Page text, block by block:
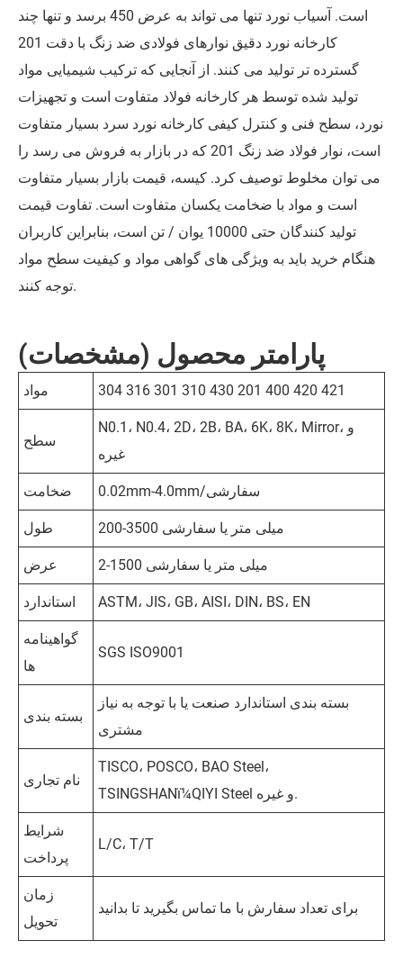
است. آسیاب نورد تنها می تواند به عرض 450 برسد و تنها چند
کارخانه نورد دقیق نوارهای فولادی ضد زنگ با دقت 201
گسترده تر تولید می کنند. از آنجایی که ترکیب شیمیایی مواد
تولید شده توسط هر کارخانه فولاد متفاوت است و تجهیزات
نورد، سطح فنی و کنترل کیفی کارخانه نورد سرد بسیار متفاوت
است، نوار فولاد ضد زنگ 201 که در بازار به فروش می رسد را
می توان مخلوط توصیف کرد. کیسه، قیمت بازار بسیار متفاوت
است و مواد با ضخامت یکسان متفاوت است. تفاوت قیمت
تولید کنندگان حتی 10000 یوان / تن است، بنابراین کاربران
هنگام خرید باید به ویژگی های گواهی مواد و کیفیت سطح مواد
توجه کنند.
پارامتر محصول (مشخصات)
مواد 304 316 301 310 430 201 400 420 421
سطح
N0.1، N0.4، 2D، 2B، BA، 6K، 8K، Mirror، و
غیره
ضخامت 0.02mm-4.0mm/سفارشی
طول 200-3500 میلی متر یا سفارشی
عرض 2-1500 میلی متر یا سفارشی
استاندارد ASTM، JIS، GB، AISI، DIN، BS، EN
گواهینامه
ها
SGS ISO9001
بسته بندی
بسته بندی استاندارد صنعت یا با توجه به نیاز
مشتری
نام تجاری
TISCO، POSCO، BAO Steel،
TSINGSHANï¼QIYI Steel و غیره.
شرایط
پرداخت
L/C، T/T
زمان
تحویل
برای تعداد سفارش با ما تماس بگیرید تا بدانید